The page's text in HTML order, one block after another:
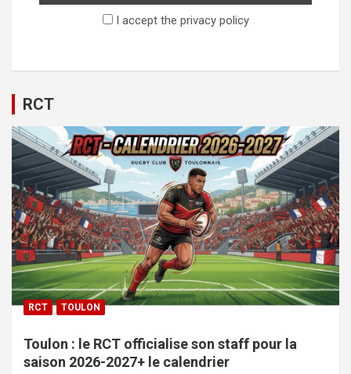
I accept the privacy policy
RCT
RCT TOULON
Toulon : le RCT officialise son staff pour la
saison 2026-2027+ le calendrier